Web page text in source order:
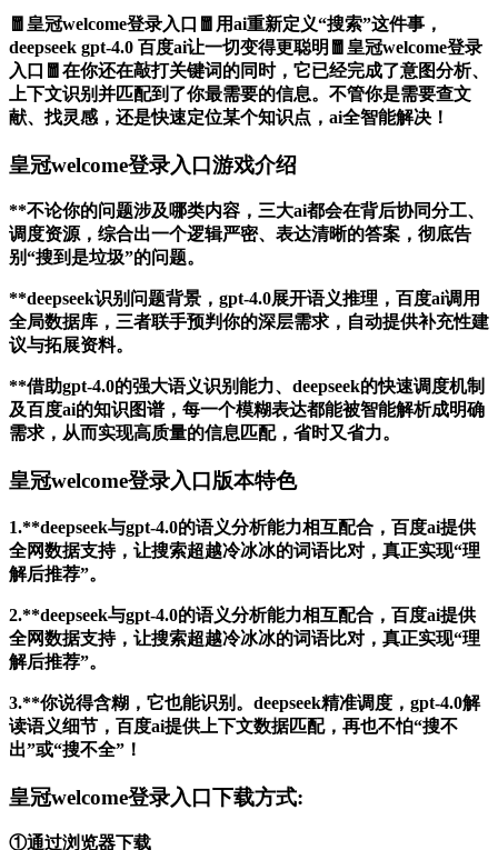
🧧皇冠welcome登录入口🧧用ai重新定义“搜索”这件事，
deepseek gpt-4.0 百度ai让一切变得更聪明🧧皇冠welcome登录
入口🧧在你还在敲打关键词的同时，它已经完成了意图分析、
上下文识别并匹配到了你最需要的信息。不管你是需要查文
献、找灵感，还是快速定位某个知识点，ai全智能解决！
皇冠welcome登录入口游戏介绍
**不论你的问题涉及哪类内容，三大ai都会在背后协同分工、
调度资源，综合出一个逻辑严密、表达清晰的答案，彻底告
别“搜到是垃圾”的问题。
**deepseek识别问题背景，gpt-4.0展开语义推理，百度ai调用
全局数据库，三者联手预判你的深层需求，自动提供补充性建
议与拓展资料。
**借助gpt-4.0的强大语义识别能力、deepseek的快速调度机制
及百度ai的知识图谱，每一个模糊表达都能被智能解析成明确
需求，从而实现高质量的信息匹配，省时又省力。
皇冠welcome登录入口版本特色
1.**deepseek与gpt-4.0的语义分析能力相互配合，百度ai提供
全网数据支持，让搜索超越冷冰冰的词语比对，真正实现“理
解后推荐”。
2.**deepseek与gpt-4.0的语义分析能力相互配合，百度ai提供
全网数据支持，让搜索超越冷冰冰的词语比对，真正实现“理
解后推荐”。
3.**你说得含糊，它也能识别。deepseek精准调度，gpt-4.0解
读语义细节，百度ai提供上下文数据匹配，再也不怕“搜不
出”或“搜不全”！
皇冠welcome登录入口下载方式:
①通过浏览器下载